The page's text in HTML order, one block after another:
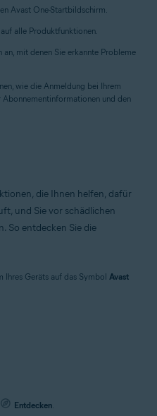
Avast One-Startbildschirm.
alle Produktfunktionen.
an, mit denen Sie erkannte Probleme
wie die Anmeldung bei Ihrem
und den
die Ihnen helfen, dafür
und Sie vor schädlichen
So entdecken Sie die
Geräts auf das Symbol Avast
Entdecken.